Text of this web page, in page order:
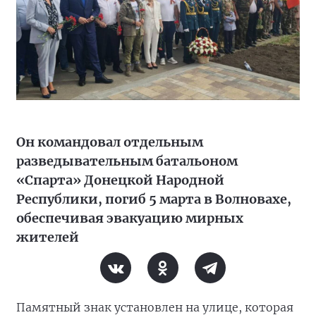
Он командовал отдельным
разведывательным батальоном
«Спарта» Донецкой Народной
Республики, погиб 5 марта в Волновахе,
обеспечивая эвакуацию мирных
жителей
Памятный знак установлен на улице, которая